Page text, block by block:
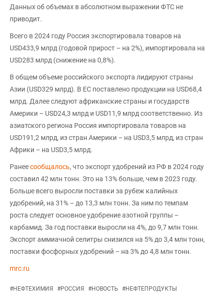
Данных об объемах в абсолютном выражении ФТС не
приводит.
Всего в 2024 году Россия экспортировала товаров на
USD433,9 млрд (годовой прирост – на 2%), импортировала на
USD283 млрд (снижение на 0,8%).
В общем объеме российского экспорта лидируют страны
Азии (USD329 млрд). В ЕС поставлено продукции на USD68,4
млрд. Далее следуют африканские страны и государств
Америки – USD24,3 млрд и USD11,9 млрд соответственно. Из
азиатского региона Россия импортировала товаров на
USD191,2 млрд, из стран Америки – на USD3,5 млрд, из стран
Африки – на USD3,5 млрд.
Ранеесообщалось, что экспорт удобрений из РФ в 2024 году
составил 42 млн тонн. Это на 13% больше, чем в 2023 году.
Больше всего выросли поставки за рубеж калийных
удобрений, на 31% – до 13,3 млн тонн. За ним по темпам
роста следует основное удобрение азотной группы –
карбамид. За год поставки выросли на 4%, до 9,7 млн тонн.
Экспорт аммиачной селитры снизился на 5% до 3,4 млн тонн,
поставки фосфорных удобрений – на 3% до 4,8 млн тонн.
mrc.ru
#НЕФТЕХИМИЯ #РОССИЯ #НОВОСТЬ #НЕФТЕПРОДУКТЫ